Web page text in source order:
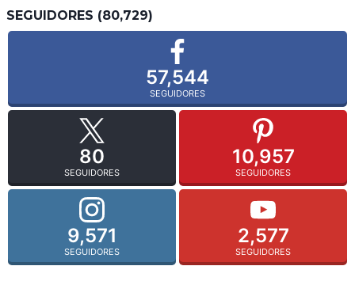
SEGUIDORES (80,729)
57,544
SEGUIDORES
80
SEGUIDORES
10,957
SEGUIDORES
9,571
SEGUIDORES
2,577
SEGUIDORES